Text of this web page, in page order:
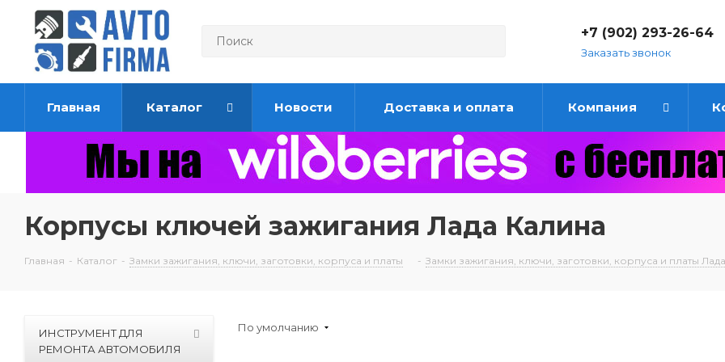
+7 (902) 293-26-64
Заказать звонок
Главная Каталог Новости Доставка и оплата Компания
Корпусы ключей зажигания Лада Калина
Главная - Каталог - Замки зажигания, ключи, заготовки, корпуса и платы - Замки зажигания, ключи, заготовки, корпуса и платы
По умолчанию
ИНСТРУМЕНТ ДЛЯ
РЕМОНТА АВТОМОБИЛЯ